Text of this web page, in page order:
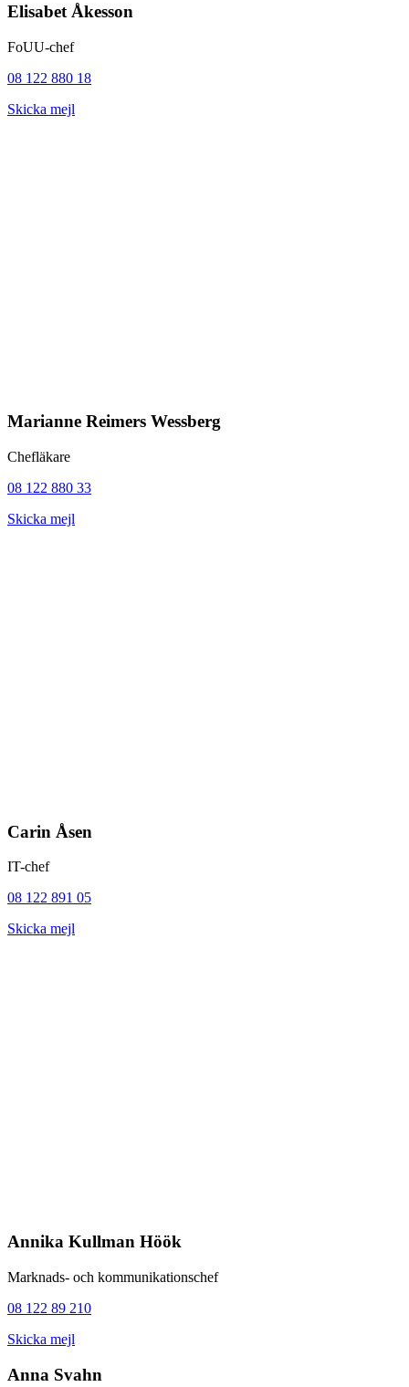
Elisabet Åkesson
FoUU-chef
08 122 880 18
Skicka mejl
Marianne Reimers Wessberg
Chefläkare
08 122 880 33
Skicka mejl
Carin Åsen
IT-chef
08 122 891 05
Skicka mejl
Annika Kullman Höök
Marknads- och kommunikationschef
08 122 89 210
Skicka mejl
Anna Svahn